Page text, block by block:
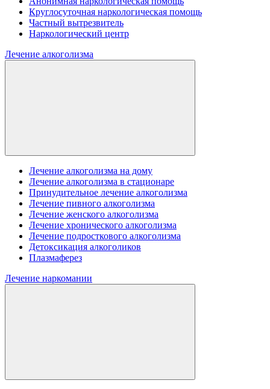
Круглосуточная наркологическая помощь
Частный вытрезвитель
Наркологический центр
Лечение алкоголизма
Лечение алкоголизма на дому
Лечение алкоголизма в стационаре
Принудительное лечение алкоголизма
Лечение пивного алкоголизма
Лечение женского алкоголизма
Лечение хронического алкоголизма
Лечение подросткового алкоголизма
Детоксикация алкоголиков
Плазмаферез
Лечение наркомании